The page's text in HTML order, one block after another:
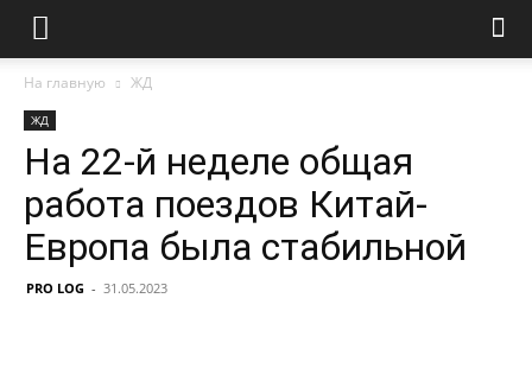
На главную ЖД
ЖД
На 22-й неделе общая
работа поездов Китай-
Европа была стабильной
PRO LOG - 31.05.2023